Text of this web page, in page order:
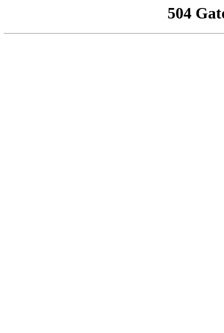
504